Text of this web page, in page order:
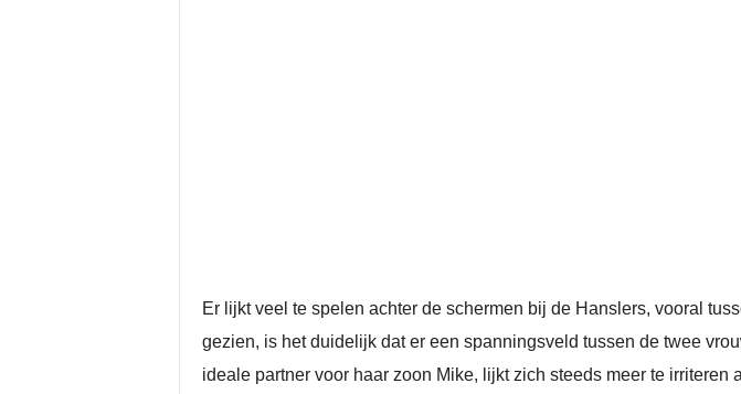
Er lijkt veel te spelen achter de schermen bij de Hanslers, vooral
gezien, is het duidelijk dat er een spanningsveld tussen de twee
ideale partner voor haar zoon Mike, lijkt zich steeds meer te